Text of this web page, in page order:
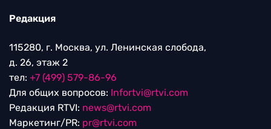
Редакция
115280, г. Москва, ул. Ленинская слобода,
д. 26, этаж 2
тел: +7 (499) 579-86-96
Для общих вопросов: Infortvi@rtvi.com
Редакция RTVI: news@rtvi.com
Маркетинг/PR: pr@rtvi.com